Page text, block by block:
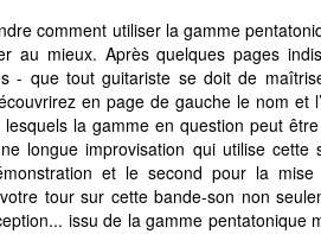
comment utiliser la gamme
au mieux. Après quelques pages
- que tout guitariste se doit de
en page de gauche le nom et
la gamme en question peut
longue improvisation qui utilise cette
et le second pour la mise
tour sur cette bande-son non
issu de la gamme pentatonique